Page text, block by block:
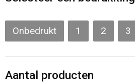
Gilets
Kledingaccessoires
Onbedrukt 1 2 3
Aantal producten